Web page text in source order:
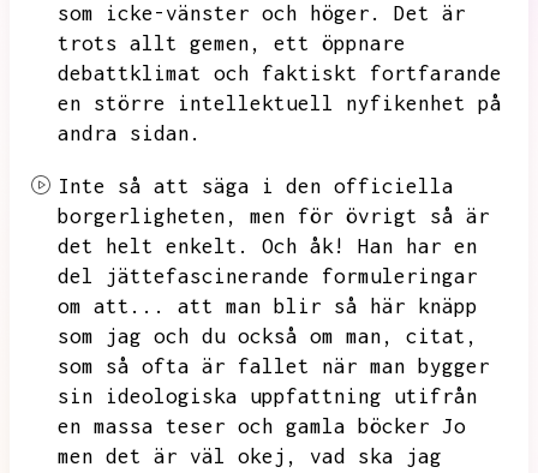
som icke-vänster och höger.
Det är
trots allt gemen,
ett öppnare
debattklimat och faktiskt fortfarande
en större intellektuell nyfikenhet på
andra sidan.
Inte så att säga i den officiella
borgerligheten,
men för övrigt så är
det helt enkelt.
Och åk!
Han har en
del jättefascinerande formuleringar
om att...
att man blir så här knäpp
som jag och du också om man,
citat,
som så ofta är fallet när man bygger
sin ideologiska uppfattning utifrån
en massa teser och gamla böcker Jo
men det är väl okej,
vad ska jag